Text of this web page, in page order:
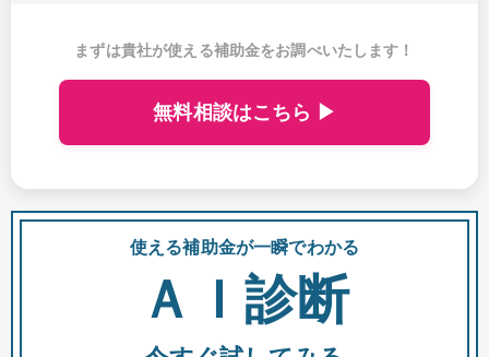
まずは貴社が使える補助金をお調べいたします！
無料相談はこちら ▶
使える補助金が一瞬でわかる
ＡＩ診断